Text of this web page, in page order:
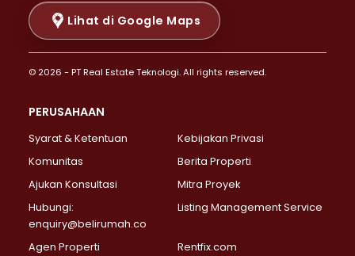
Properti Dijual di Kramat >
Properti Dijual di Pasar Baru >
Properti Dijual di Bendungan Hilir >
Properti Dijual di Jakarta Selatan >
Properti Dijual di Lebak Bulus >
Properti Dijual di Gandaria Selatan >
Properti Dijual di Pondok Labu >
Properti Dijual di Lenteng Agung >
Properti Dijual di Senayan >
Properti Dijual di Pondok Pinang >
Lihat di Google Maps
© 2026 - PT Real Estate Teknologi. All rights reserved.
PERUSAHAAN
Syarat & Ketentuan
Kebijakan Privasi
Komunitas
Berita Properti
Ajukan Konsultasi
Mitra Proyek
Hubungi:
enquiry@belirumah.co
Listing Management Service
Agen Properti Rentfix.com